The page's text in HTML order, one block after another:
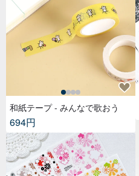
和紙テープ - みんなで歌おう
694円